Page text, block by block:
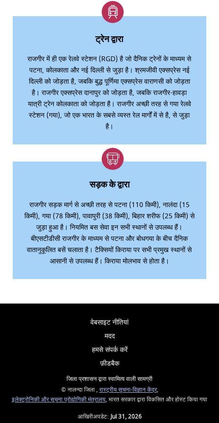
ट्रेन द्वारा
राजगीर में ही एक रेलवे स्टेशन (RGD) है जो दैनिक ट्रेनों के माध्यम से
पटना, कोलकाता और नई दिल्ली से जुड़ा है। श्रमजीवी एक्सप्रेस नई
दिल्ली को जोड़ता है, जबकि बुद्ध पूर्णिमा एक्सप्रेस वाराणसी को जोड़ता
है। राजगीर एक्सप्रेस दानापुर को जोड़ता है, जबकि राजगीर-हावड़ा
यात्री ट्रेन कोलकाता को जोड़ता है। राजगीर अच्छी तरह से गया रेलवे
स्टेशन (गया), जो एक भारत के सबसे व्यस्त रेल मार्गों में से है, से जुड़ा
है।
सड़क के द्वारा
राजगीर सड़क मार्ग से अच्छी तरह से पटना (110 किमी), नालंदा (15
किमी), गया (78 किमी), पावापुरी (38 किमी), बिहार शरीफ (25 किमी) से
जुड़ा हुआ है। नियमित बस सेवा इन सभी स्थानों से उपलब्ध हैं।
बीएसटीडीसी राजगीर के माध्यम से पटना और बोधगया के बीच दैनिक
वातानुकूलित बसें चलाता है। टैक्सियों किराया पर सभी प्रमुख स्थानों से
आसानी से उपलब्ध हैं। किराया मोलभाव से होता है।
वेबसाइट नीतियां
मदद
हमसे संपर्क करें
फ़ीडबैक
जिला प्रशासन द्वारा स्वामित्व वाली सामग्री
© नालन्दा जिला , रास्ट्रीय सूचना-विज्ञान केंद्र,
इलेक्ट्रोनिकी और सूचना प्रोद्योगिकी मंत्रालय, भारत सरकार द्वारा विकसित और होस्ट किया गया
आखिरीअपडेट:Jul 31, 2026